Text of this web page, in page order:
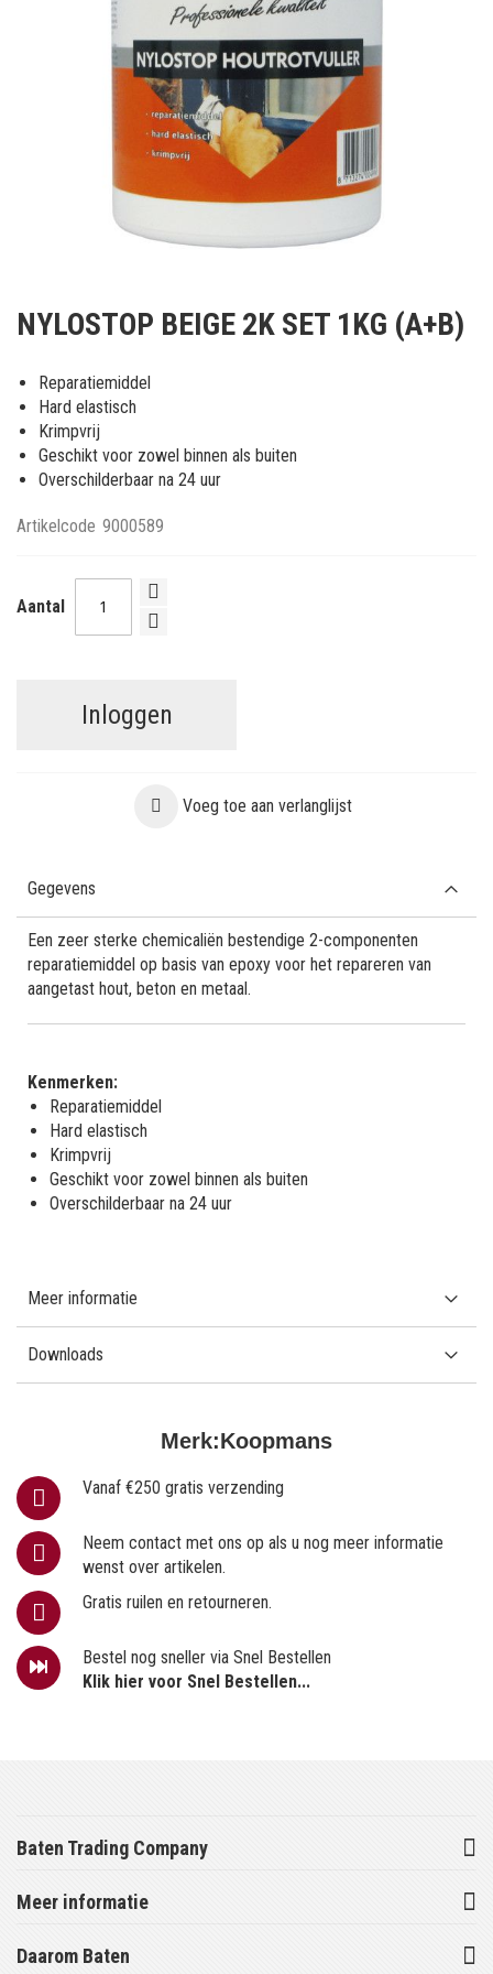
het
van
de
afbeeldingen-
gallerij
NYLOSTOP BEIGE 2K SET 1KG (A+B)
Reparatiemiddel
Hard elastisch
Krimpvrij
Geschikt voor zowel binnen als buiten
Overschilderbaar na 24 uur
Artikelcode 9000589
Aantal
Inloggen
Voeg toe aan verlanglijst
Merk:Koopmans
Vanaf €250 gratis verzending
Neem contact met ons op als u nog meer informatie
wenst over artikelen.
Gratis ruilen en retourneren.
Bestel nog sneller via Snel Bestellen
Klik hier voor Snel Bestellen...
Gegevens
Een zeer sterke chemicaliën bestendige 2-componenten
reparatiemiddel op basis van epoxy voor het repareren van
aangetast hout, beton en metaal.
Kenmerken:
Reparatiemiddel
Hard elastisch
Krimpvrij
Geschikt voor zowel binnen als buiten
Overschilderbaar na 24 uur
Meer informatie
Downloads
Baten Trading Company
Meer informatie
Daarom Baten